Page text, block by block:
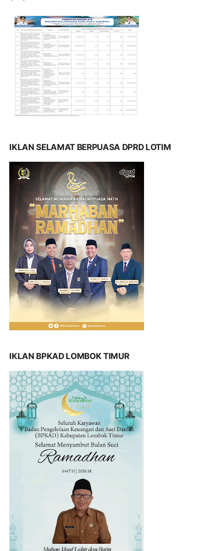
IKLAN SELAMAT BERPUASA DPRD LOTIM
IKLAN BPKAD LOMBOK TIMUR